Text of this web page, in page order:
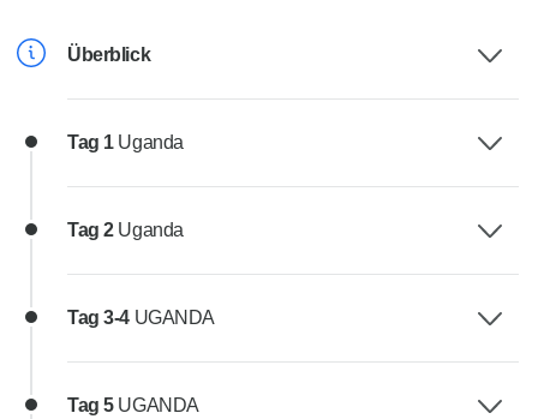
Überblick
Tag 1 Uganda
Tag 2 Uganda
Tag 3-4 UGANDA
Tag 5 UGANDA